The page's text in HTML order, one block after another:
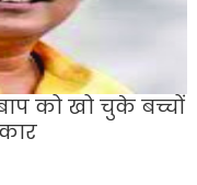
को खो चुके बच्चों